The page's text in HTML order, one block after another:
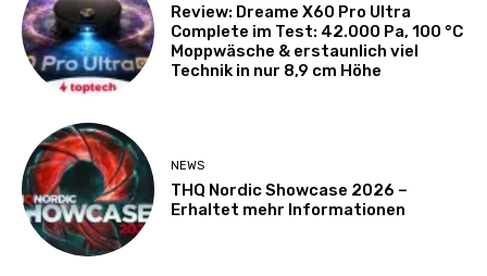
Review: Dreame X60 Pro Ultra
Complete im Test: 42.000 Pa, 100 °C
Moppwäsche & erstaunlich viel
Technik in nur 8,9 cm Höhe
NEWS
THQ Nordic Showcase 2026 –
Erhaltet mehr Informationen